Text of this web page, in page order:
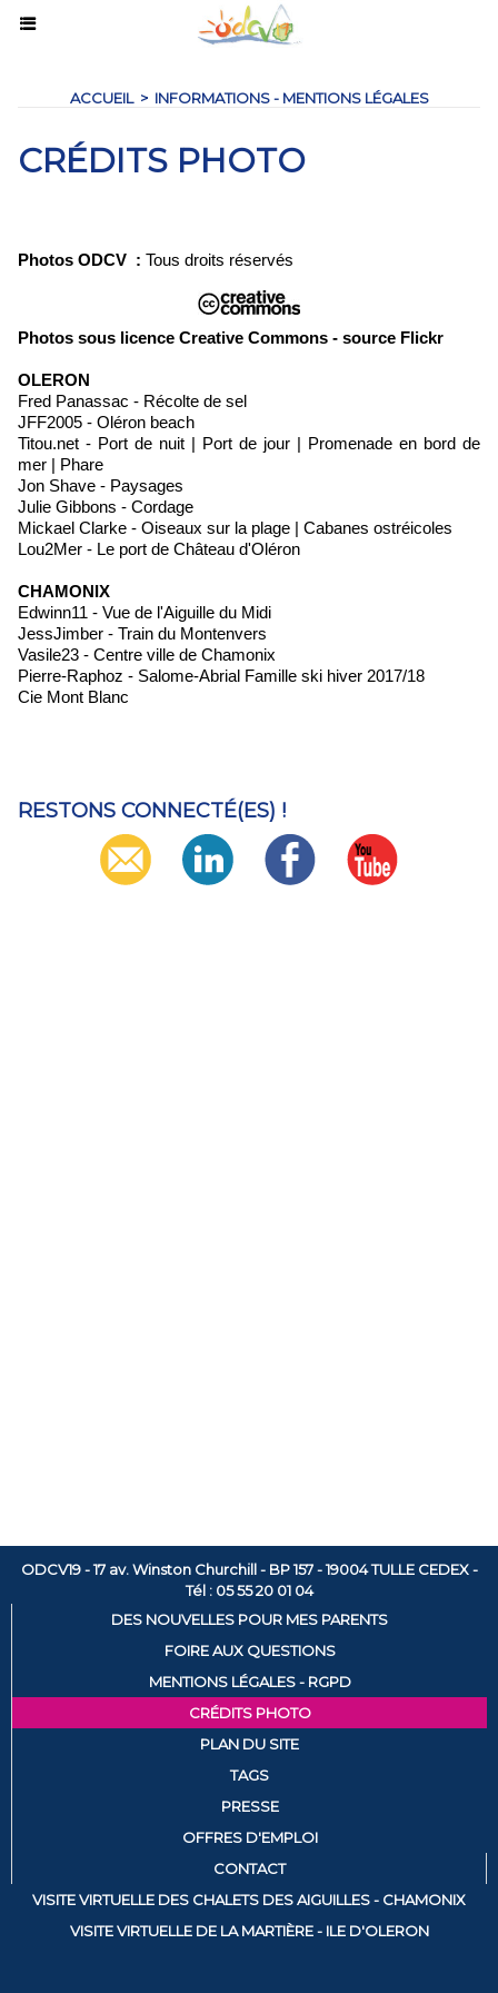
ACCUEIL > INFORMATIONS - MENTIONS LÉGALES
CRÉDITS PHOTO
Photos ODCV : Tous droits réservés
Photos sous licence Creative Commons - source Flickr
OLERON
Fred Panassac - Récolte de sel
JFF2005 - Oléron beach
Titou.net - Port de nuit | Port de jour | Promenade en bord de
mer | Phare
Jon Shave - Paysages
Julie Gibbons - Cordage
Mickael Clarke - Oiseaux sur la plage | Cabanes ostréicoles
Lou2Mer - Le port de Château d'Oléron
CHAMONIX
Edwinn11 - Vue de l'Aiguille du Midi
JessJimber - Train du Montenvers
Vasile23 - Centre ville de Chamonix
Pierre-Raphoz - Salome-Abrial Famille ski hiver 2017/18
Cie Mont Blanc
RESTONS CONNECTÉ(ES) !
ODCV19 - 17 av. Winston Churchill - BP 157 - 19004 TULLE CEDEX -
Tél : 05 55 20 01 04
DES NOUVELLES POUR MES PARENTS
FOIRE AUX QUESTIONS
MENTIONS LÉGALES - RGPD
CRÉDITS PHOTO
PLAN DU SITE
TAGS
PRESSE
OFFRES D'EMPLOI
CONTACT
VISITE VIRTUELLE DES CHALETS DES AIGUILLES - CHAMONIX
VISITE VIRTUELLE DE LA MARTIÈRE - ILE D'OLERON